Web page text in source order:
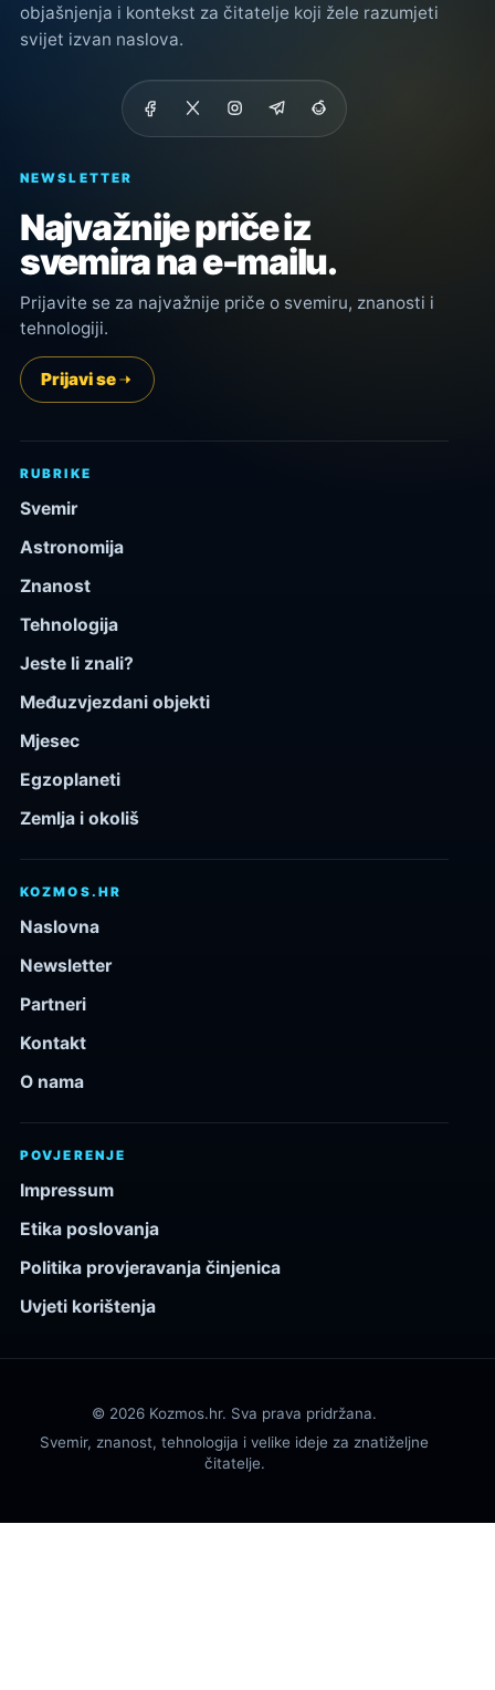
objašnjenja i kontekst za čitatelje koji žele razumjeti
svijet izvan naslova.
NEWSLETTER
Najvažnije priče iz
svemira na e-mailu.
Prijavite se za najvažnije priče o svemiru, znanosti i
tehnologiji.
Prijavi se
RUBRIKE
Svemir
Astronomija
Znanost
Tehnologija
Jeste li znali?
Međuzvjezdani objekti
Mjesec
Egzoplaneti
Zemlja i okoliš
KOZMOS.HR
Naslovna
Newsletter
Partneri
Kontakt
O nama
POVJERENJE
Impressum
Etika poslovanja
Politika provjeravanja činjenica
Uvjeti korištenja
© 2026 Kozmos.hr. Sva prava pridržana.
Svemir, znanost, tehnologija i velike ideje za znatiželjne
čitatelje.